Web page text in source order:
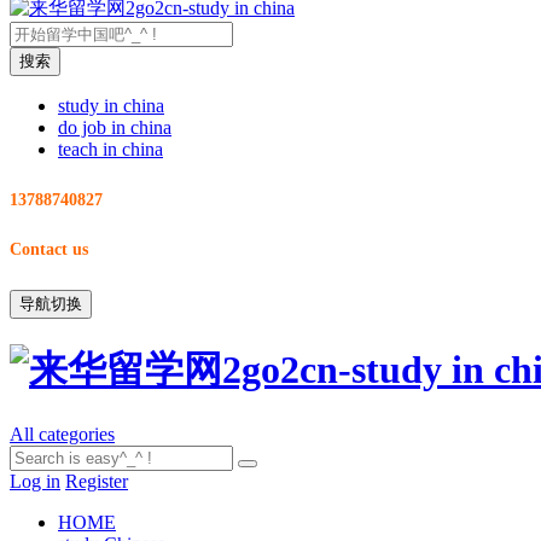
study in china
do job in china
teach in china
13788740827
Contact us
导航切换
All categories
Log in Register
HOME